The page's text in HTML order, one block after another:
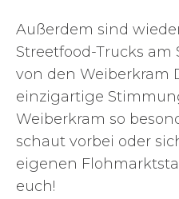
Außerdem sind
Streetfood-Trucks am
von den Weiberkram
einzigartige
Weiberkram so
schaut vorbei oder
eigenen
euch!